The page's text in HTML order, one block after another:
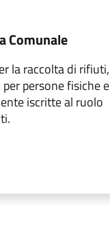
Comunale
la raccolta di rifiuti,
persone fisiche e
iscritte al ruolo